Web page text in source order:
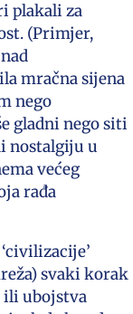
plakali za
(Primjer,
mračna sijena
nego
gladni nego siti
nostalgiju u
većeg
rađa
svaki korak
ili ubojstva